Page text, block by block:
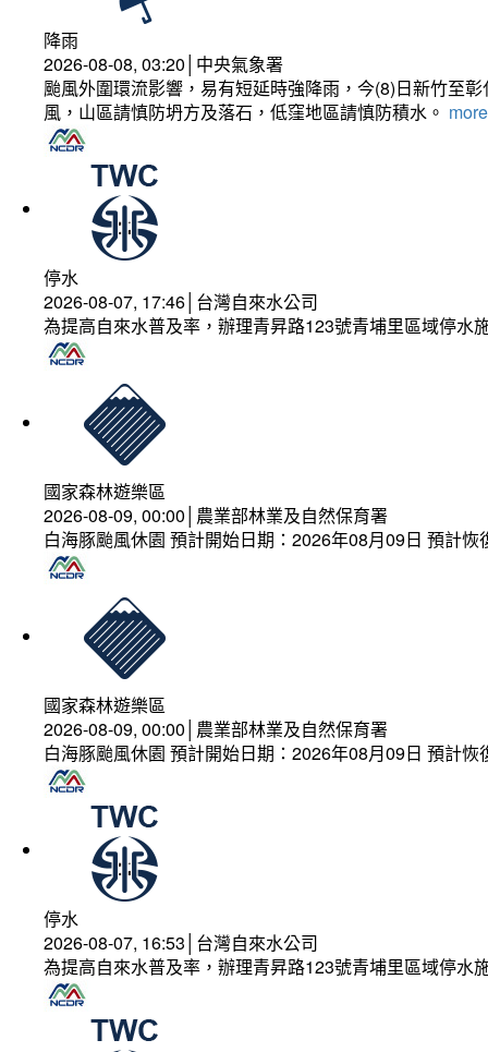
降雨
2026-08-08, 03:20│中央氣象署
颱風外圍環流影響，易有短延時強降雨，今(8)日新竹至
風，山區請慎防坍方及落石，低窪地區請慎防積水。
停水
2026-08-07, 17:46│台灣自來水公司
為提高自來水普及率，辦理青昇路123號青埔里區域停水
國家森林遊樂區
2026-08-09, 00:00│農業部林業及自然保育署
白海豚颱風休園 預計開始日期：2026年08月09日 預計
國家森林遊樂區
2026-08-09, 00:00│農業部林業及自然保育署
白海豚颱風休園 預計開始日期：2026年08月09日 預計
停水
2026-08-07, 16:53│台灣自來水公司
為提高自來水普及率，辦理青昇路123號青埔里區域停水